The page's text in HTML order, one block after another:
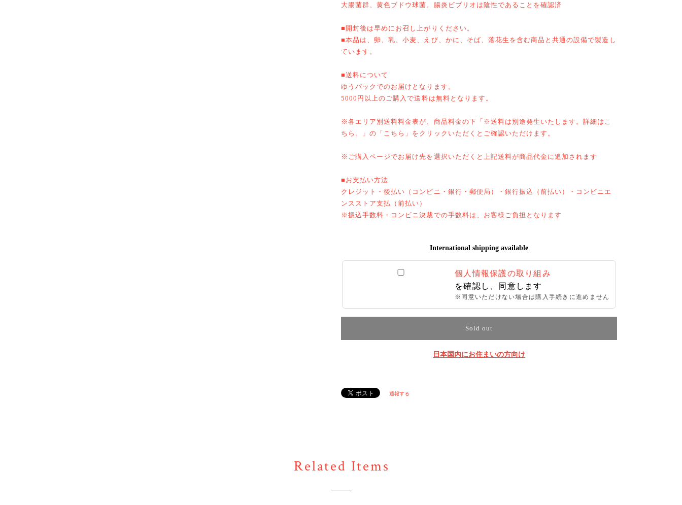
大腸菌群、黄色ブドウ球菌、腸炎ビブリオは陰性であることを確認済
■開封後は早めにお召し上がりください。
■本品は、卵、乳、小麦、えび、かに、そば、落花生を含む商品と共通の設備で製造し
ています。
■送料について
ゆうパックでのお届けとなります。
5000円以上のご購入で送料は無料となります。
※各エリア別送料料金表が、商品料金の下「※送料は別途発生いたします。詳細はこ
ちら。」の「こちら」をクリックいただくとご確認いただけます。
※ご購入ページでお届け先を選択いただくと上記送料が商品代金に追加されます
■お支払い方法
クレジット・後払い（コンビニ・銀行・郵便局）・銀行振込（前払い）・コンビニエ
ンスストア支払（前払い）
※振込手数料・コンビニ決裁での手数料は、お客様ご負担となります
International shipping available
個人情報保護の取り組み
を確認し、同意します
※同意いただけない場合は購入手続きに進めません
Sold out
日本国内にお住まいの方向け
通報する
Related Items